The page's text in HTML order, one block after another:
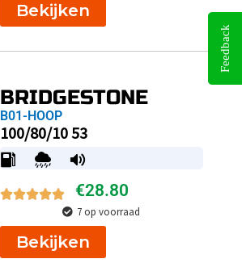
Bekijken
BRIDGESTONE
B01-HOOP
100/80/10 53
€28.80
7 op voorraad
Bekijken
Feedback